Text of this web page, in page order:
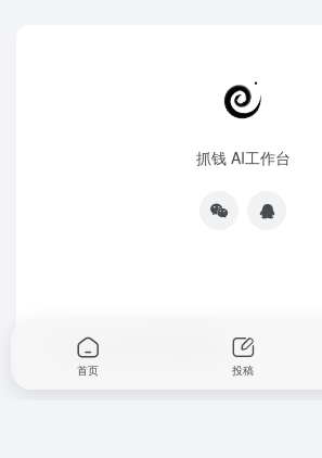
抓钱 AI工作台
Copyright © 2026
首页 投稿